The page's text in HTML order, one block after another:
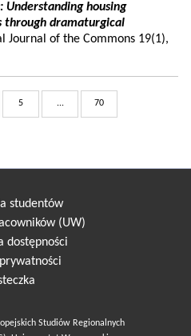
Understanding housing
through dramaturgical
Journal of the Commons 19(1),
5 ... 70
studentów
(UW)
dostępności
Studiów Regionalnych